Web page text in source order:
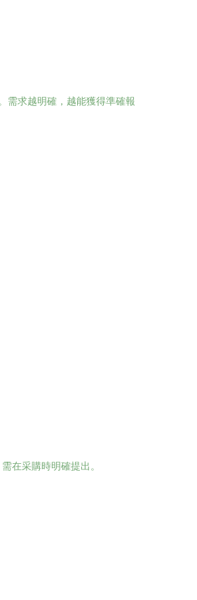
需求越明確，越能獲得準確報
在采購時明確提出。